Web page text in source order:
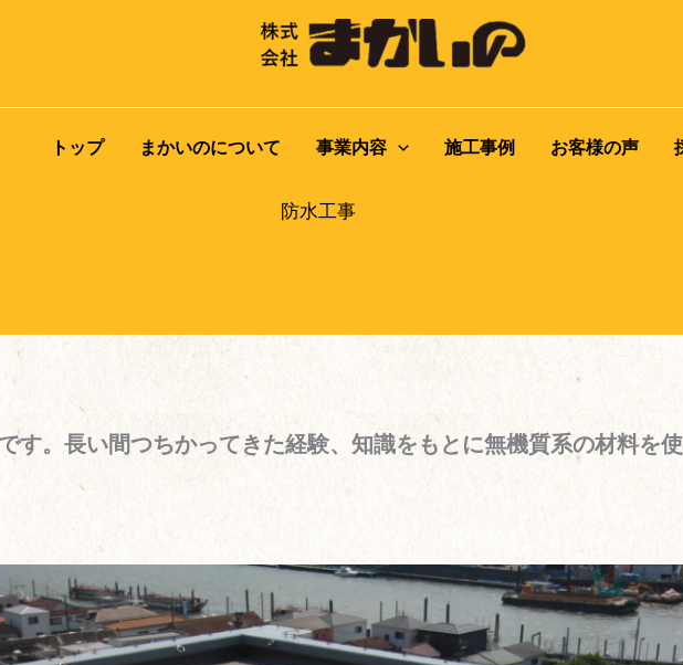
トップ まかいのについて 事業内容 施工事例 お客様の声
防水工事
す。長い間つちかってきた経験、知識をもとに無機質系の材料を